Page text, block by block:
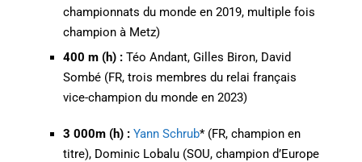
championnats du monde en 2019, multiple fois
champion à Metz)
400 m (h) : Téo Andant, Gilles Biron, David
Sombé (FR, trois membres du relai français
vice-champion du monde en 2023)
3 000m (h) : Yann Schrub* (FR, champion en
titre), Dominic Lobalu (SOU, champion d’Europe